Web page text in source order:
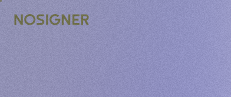
ACASĂ